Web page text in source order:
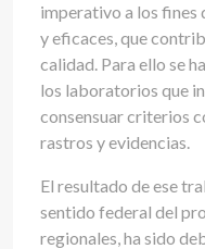
imperativo a los fines
y eficaces, que
calidad. Para ello se
los laboratorios que
consensuar criterios
rastros y evidencias.
El resultado de ese
sentido federal del
regionales, ha sido